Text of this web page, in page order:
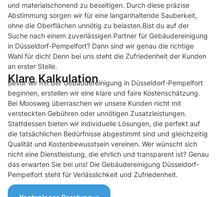
und materialschonend zu beseitigen. Durch diese präzise
Abstimmung sorgen wir für eine langanhaltende Sauberkeit,
ohne die Oberflächen unnötig zu belasten.Bist du auf der
Suche nach einem zuverlässigen Partner für Gebäudereinigung
in Düsseldorf-Pempelfort? Dann sind wir genau die richtige
Wahl für dich! Denn bei uns steht die Zufriedenheit der Kunden
an erster Stelle.
Klare Kalkulation
Bevor wir mit der Gebäudereinigung in Düsseldorf-Pempelfort
beginnen, erstellen wir eine klare und faire Kostenschätzung.
Bei Moosweg überraschen wir unsere Kunden nicht mit
versteckten Gebühren oder unnötigen Zusatzleistungen.
Stattdessen bieten wir individuelle Lösungen, die perfekt auf
die tatsächlichen Bedürfnisse abgestimmt sind und gleichzeitig
Qualität und Kostenbewusstsein vereinen. Wer wünscht sich
nicht eine Dienstleistung, die ehrlich und transparent ist? Genau
das erwarten Sie bei uns! Die Gebäudereinigung Düsseldorf-
Pempelfort steht für Verlässlichkeit und Zufriedenheit.